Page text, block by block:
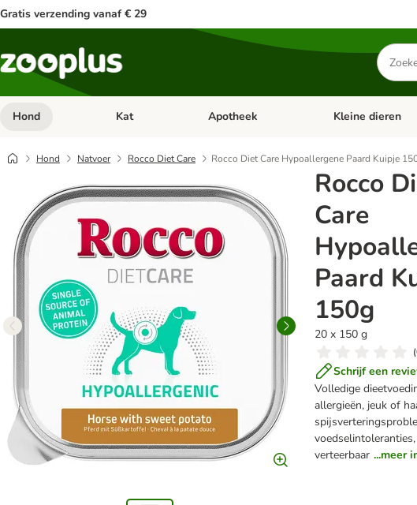
Gratis verzending vanaf € 29
Zoeken
naar
Hond Open categorie menu: Hond
Kat Open categorie menu: Kat
Apotheek Open categorie
Kleine dieren
Hond Natvoer Rocco Diet Care Rocco Diet Care Hypoallergene Paard Kuipje
Rocco
Care
Paard
150g
20 x 150 g
(
Schrijf een
Volledige
allergieën, jeuk of
voedselintoleranties,
verteerbaar ...meer